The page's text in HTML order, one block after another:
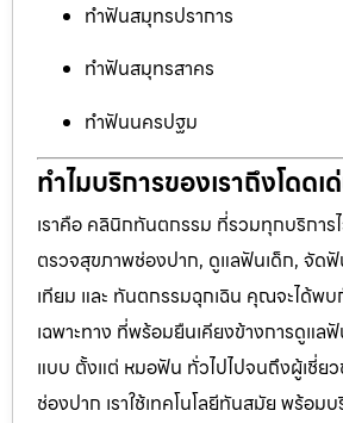
ทำฟันสมุทรปราการ
ทำฟันสมุทรสาคร
ทำฟันนครปฐม
ทำไมบริการของเราถึงโดดเ
เราคือ คลินิกทันตกรรม ที่รวมทุกบริการ
ตรวจสุขภาพช่องปาก, ดูแลฟันเด็ก, จัด
เทียม และ ทันตกรรมฉุกเฉิน คุณจะได้
เฉพาะทาง ที่พร้อมยืนเคียงข้างการดูแ
แบบ ตั้งแต่ หมอฟัน ทั่วไปไปจนถึงผู้เชี่ย
ช่องปาก เราใช้เทคโนโลยีทันสมัย พร้อม